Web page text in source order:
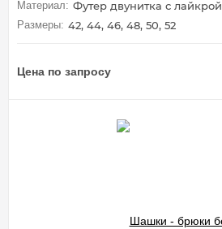
Материал: Футер двунитка с лайкрой
Размеры: 42, 44, 46, 48, 50, 52
Цена по запросу